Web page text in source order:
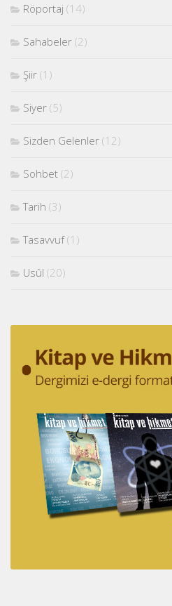
Röportaj (14)
Sahabeler (2)
Şiir (1)
Siyer (5)
Sizden Gelenler (12)
Sohbet (2)
Tarih (3)
Tasavvuf(1)
Usûl (20)